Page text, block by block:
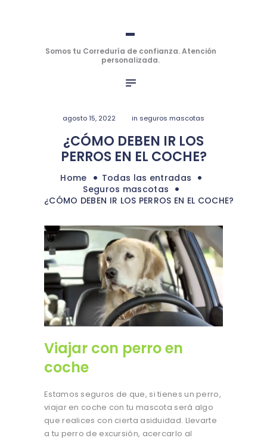
-
Somos tu Correduría de confianza. Atención
personalizada.
agosto 15, 2022 in seguros mascotas
¿CÓMO DEBEN IR LOS
PERROS EN EL COCHE?
Home
Todas las entradas
Seguros mascotas
¿CÓMO DEBEN IR LOS PERROS EN EL COCHE?
-
Somos tu Correduría de confianza. Atención personalizada.
PERSONALES
EMPRESAS
HABLAMOS
BLOG
Viajar con perro en
coche
Estamos seguros de que, si tienes un perro,
viajar en coche con tu mascota será algo
que realices con cierta asiduidad. Llevarte
a tu perro de excursión, acercarlo al